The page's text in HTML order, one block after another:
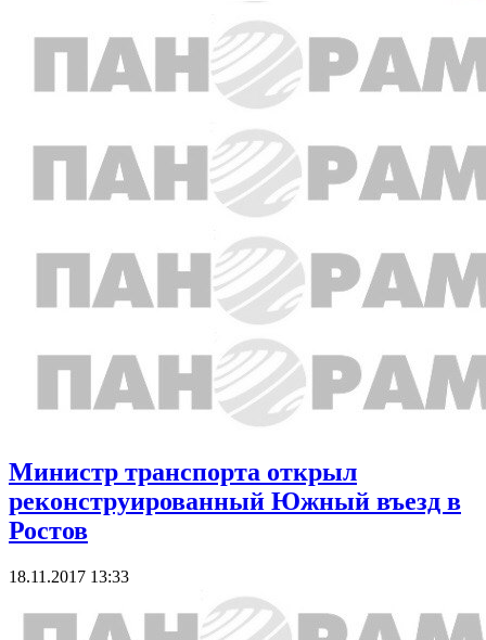
Министр транспорта открыл
реконструированный Южный въезд в
Ростов
18.11.2017 13:33